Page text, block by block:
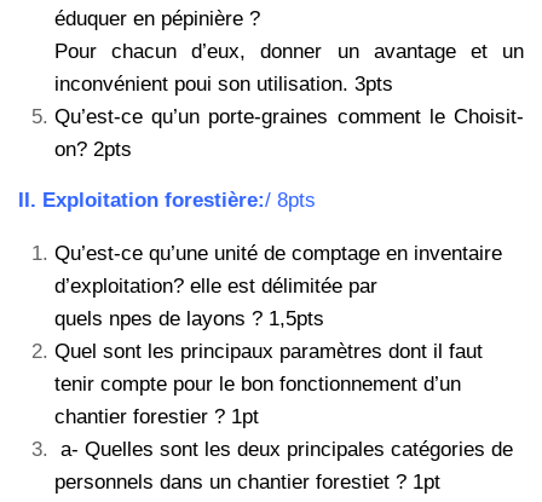
éduquer en pépinière ?
Pour chacun d’eux, donner un avantage et un
inconvénient poui son utilisation. 3pts
Qu’est-ce qu’un porte-graines comment le Choisit-
on? 2pts
II. Exploitation forestière:/ 8pts
Qu’est-ce qu’une unité de comptage en inventaire
d’exploitation? elle est délimitée par
quels npes de layons ? 1,5pts
Quel sont les principaux paramètres dont il faut
tenir compte pour le bon fonctionnement d’un
chantier forestier ? 1pt
a- Quelles sont les deux principales catégories de
personnels dans un chantier forestiet ? 1pt